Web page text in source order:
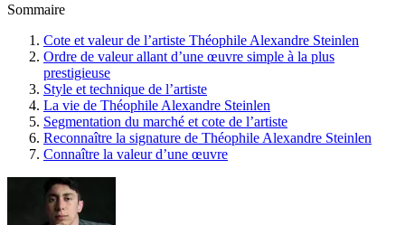
Sommaire
Cote et valeur de l’artiste Théophile Alexandre Steinlen
Ordre de valeur allant d’une œuvre simple à la plus
prestigieuse
Style et technique de l’artiste
La vie de Théophile Alexandre Steinlen
Segmentation du marché et cote de l’artiste
Reconnaître la signature de Théophile Alexandre Steinlen
Connaître la valeur d’une œuvre